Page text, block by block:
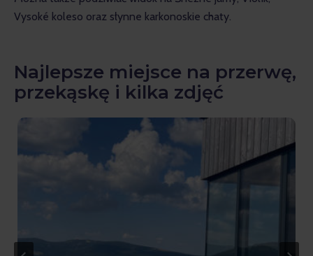
Vysoké koleso oraz słynne karkonoskie chaty.
Najlepsze miejsce na przerwę,
przekąskę i kilka zdjęć